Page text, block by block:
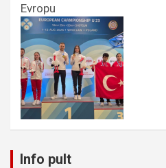
Evropu
Info pult